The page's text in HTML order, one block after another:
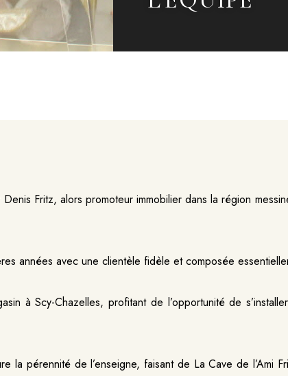
Fritz, alors promoteur immobilier dans la région
années avec une clientèle fidèle et composée
à Scy-Chazelles, profitant de l’opportunité de
la pérennité de l’enseigne, faisant de La Cave de l’Ami